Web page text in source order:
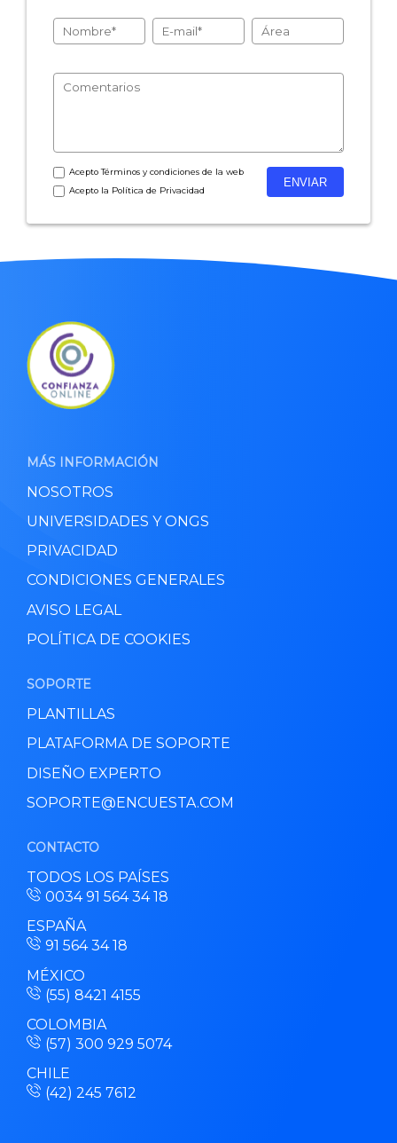
- Inteligencia artificial
- Marketing y encuestas
AceptoTérminos y condicionesde la web
Acepto la Política de Privacidad
MÁS INFORMACIÓN
NOSOTROS
UNIVERSIDADES Y ONGS
PRIVACIDAD
CONDICIONES GENERALES
AVISO LEGAL
POLÍTICA DE COOKIES
SOPORTE
PLANTILLAS
PLATAFORMA DE SOPORTE
DISEÑO EXPERTO
SOPORTE@ENCUESTA.COM
CONTACTO
TODOS LOS PAÍSES
0034 91 564 34 18
ESPAÑA
91 564 34 18
MÉXICO
(55) 8421 4155
COLOMBIA
(57) 300 929 5074
CHILE
(42) 245 7612